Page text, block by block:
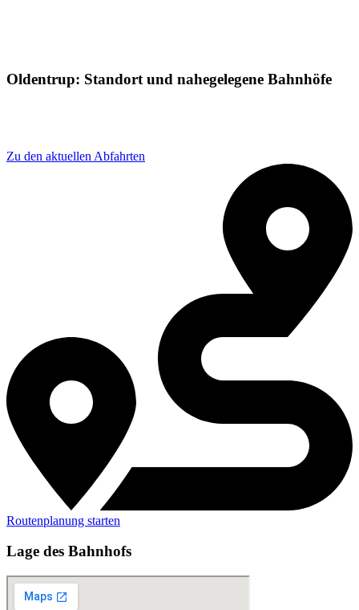
Oldentrup: Standort und nahegelegene Bahnhöfe
Zu den aktuellen Abfahrten
Routenplanung starten
Lage des Bahnhofs